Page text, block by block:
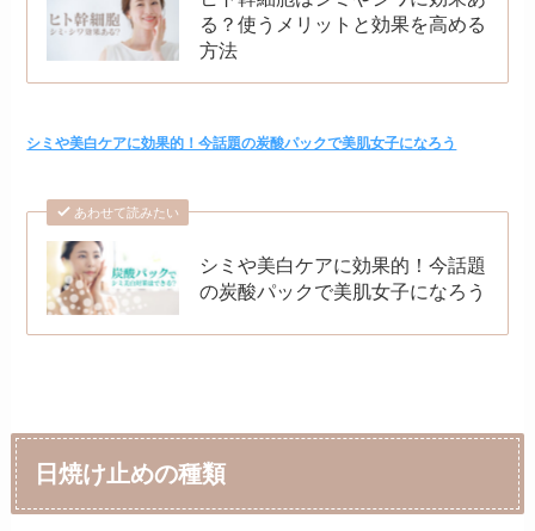
る？使うメリットと効果を高める
方法
シミや美白ケアに効果的！今話題の炭酸パックで美肌女子になろう
あわせて読みたい
シミや美白ケアに効果的！今話題
の炭酸パックで美肌女子になろう
日焼け止めの種類